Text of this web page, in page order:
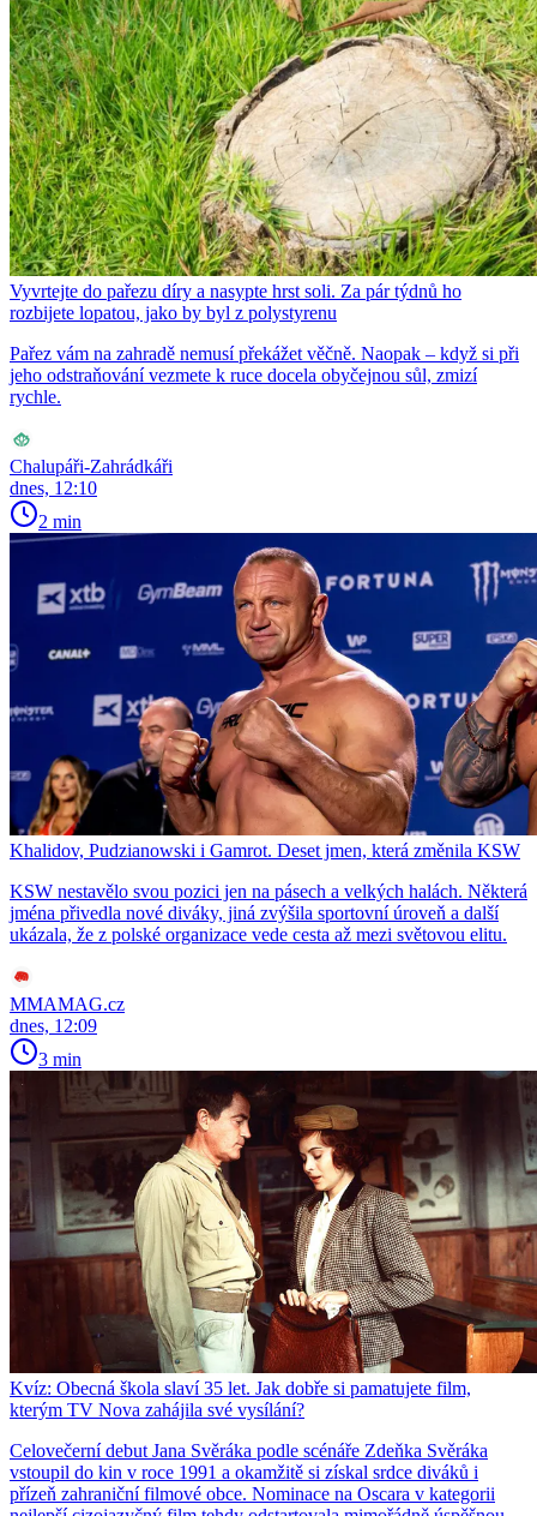
Vyvrtejte do pařezu díry a nasypte hrst soli. Za pár týdnů ho
rozbijete lopatou, jako by byl z polystyrenu
Pařez vám na zahradě nemusí překážet věčně. Naopak – když si při
jeho odstraňování vezmete k ruce docela obyčejnou sůl, zmizí
rychle.
Chalupáři-Zahrádkáři
dnes, 12:10
2 min
Khalidov, Pudzianowski i Gamrot. Deset jmen, která změnila KSW
KSW nestavělo svou pozici jen na pásech a velkých halách. Některá
jména přivedla nové diváky, jiná zvýšila sportovní úroveň a další
ukázala, že z polské organizace vede cesta až mezi světovou elitu.
MMAMAG.cz
dnes, 12:09
3 min
Kvíz: Obecná škola slaví 35 let. Jak dobře si pamatujete film,
kterým TV Nova zahájila své vysílání?
Celovečerní debut Jana Svěráka podle scénáře Zdeňka Svěráka
vstoupil do kin v roce 1991 a okamžitě si získal srdce diváků i
přízeň zahraniční filmové obce. Nominace na Oscara v kategorii